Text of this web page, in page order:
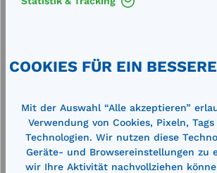
Außenmaße BxTxH: 500 x 500 x 1000
pro Wan…Mehr
Downloads
COOKIES FÜR EIN
Mit der Auswahl “Alle akzeptieren”
Verwendung von Cookies, Pixeln,
Technologien. Wir nutzen diese
Geräte- und Browsereinstellungen zu
wir Ihre Aktivität nachvollziehen